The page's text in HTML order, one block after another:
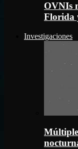
OVNIs
Florida
Investigaciones